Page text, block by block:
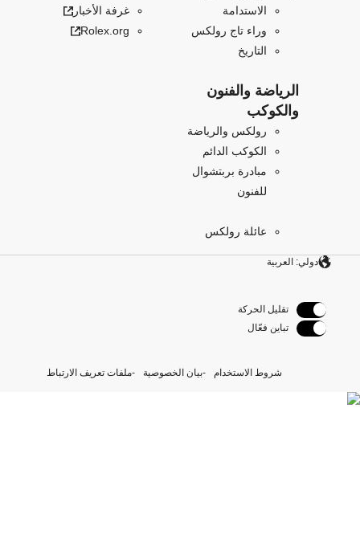
الاستدامة
وراء تاج رولكس
التاريخ
الرياضة والفنون
والكوكب
رولكس والرياضة
الكوكب الدائم
مبادرة بربتشوال
للفنون
عائلة رولكس
غرفة الأخبار
Rolex.org
دولي: العربية
تقليل الحركة
تباين فعّال
شروط الاستخدام بيان الخصوصية ملفات تعريف الارتباط